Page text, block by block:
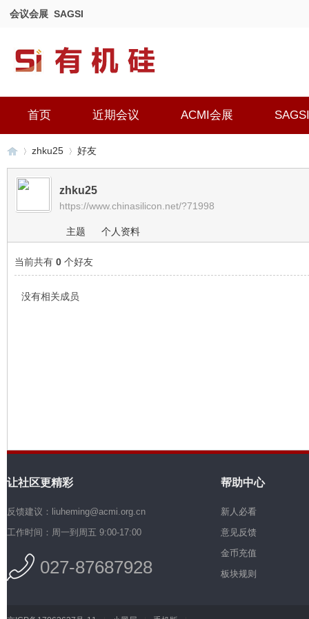
会议会展 SAGSI
首页 近期会议 ACMI会展 SAGSI
有
硅
›
zhku25
›
好友
zhku25
https://www.chinasilicon.net/?71998
主题 个人资料
当前共有 0 个好友
没有相关成员
让社区更精彩
反馈建议：liuheming@acmi.org.cn
工作时间：周一到周五 9:00-17:00
027-87687928
帮助中心
新人必看
意见反馈
金币充值
板块规则